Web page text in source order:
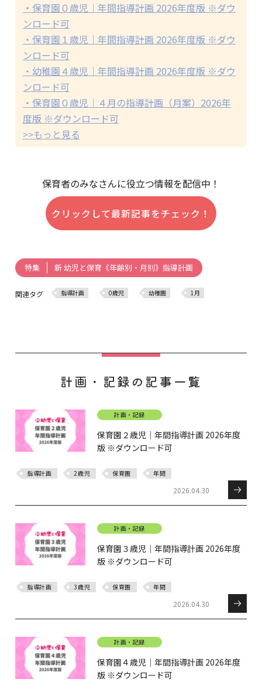
・保育園０歳児｜年間指導計画 2026年度版 ※ダウ
ンロード可
・保育園１歳児｜年間指導計画 2026年度版 ※ダウ
ンロード可
・幼稚園４歳児｜年間指導計画 2026年度版 ※ダウ
ンロード可
・保育園０歳児｜４月の指導計画（月案）2026年
度版 ※ダウンロード可
>>もっと見る
保育者のみなさんに役立つ情報を配信中！
クリックして最新記事をチェック！
特集 新 幼児と保育《年齢別・月別》指導計画
関連タグ 指導計画 0歳児 幼稚園 1月
計画・記録の記事一覧
計画・記録
保育園２歳児｜年間指導計画 2026年度
版 ※ダウンロード可
指導計画 2歳児 保育園 年間
2026.04.30
計画・記録
保育園３歳児｜年間指導計画 2026年度
版 ※ダウンロード可
指導計画 3歳児 保育園 年間
2026.04.30
計画・記録
保育園４歳児｜年間指導計画 2026年度
版 ※ダウンロード可